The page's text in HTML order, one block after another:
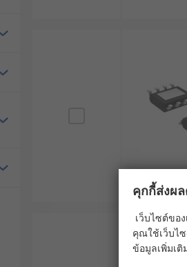
คุกกี้ส่งผ
เว็บไซต์ขอ
คุณใช้เว็บไ
ข้อมูลเพิ่มเติ